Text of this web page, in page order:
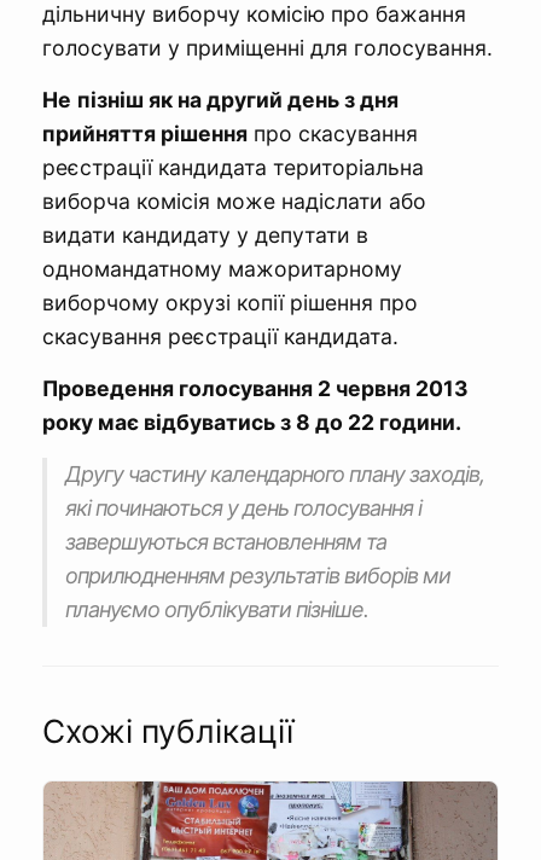
дільничну виборчу комісію про бажання
голосувати у приміщенні для голосування.
Не пізніш як на другий день з дня
прийняття рішення про скасування
реєстрації кандидата територіальна
виборча комісія може надіслати або
видати кандидату у депутати в
одномандатному мажоритарному
виборчому окрузі копії рішення про
скасування реєстрації кандидата.
Проведення голосування 2 червня 2013
року має відбуватись з 8 до 22 години.
Другу частину календарного плану заходів,
які починаються у день голосування і
завершуються встановленням та
оприлюдненням результатів виборів ми
плануємо опублікувати пізніше.
Схожі публікації